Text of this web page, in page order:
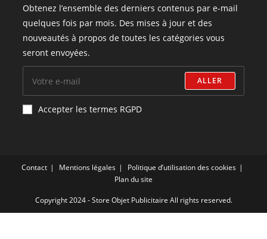
Obtenez l’ensemble des derniers contenus par e-mail
quelques fois par mois. Des mises à jour et des
nouveautés à propos de toutes les catégories vous
seront envoyées.
ALLER
Accepter les termes RGPD
Contact Mentions légales
Politique d’utilisation des cookies
Plan du site
Copyright 2024 - Store Objet Publicitaire All rights reserved.